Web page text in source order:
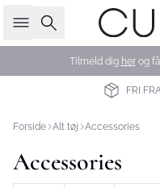
Søg
Tilmeld dig herog få
FRI
Forside Alt tøj Accessories
Accessories